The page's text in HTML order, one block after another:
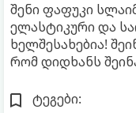
შენი ფაფუკი
ელასტიკური და
ხელშესახებია!
რომ დიდხანს
ტეგები: